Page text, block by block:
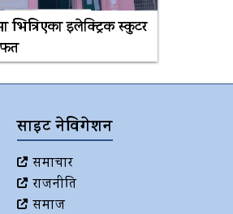
इलेक्ट्रिक स्कुटर
साइट नेविगेशन
समाचार
राजनीति
समाज